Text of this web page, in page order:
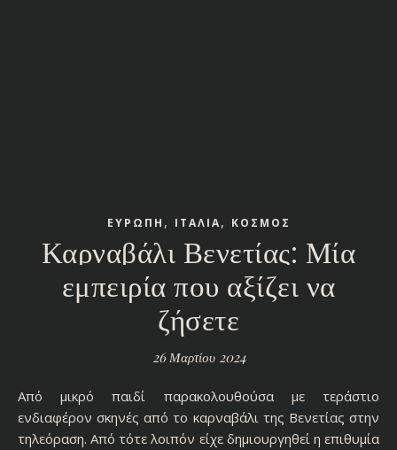
ΕΥΡΩΠΗ , ΙΤΑΛΙΑ, ΚΟΣΜΟΣ
Καρναβάλι Βενετίας: Μία
εμπειρία που αξίζει να
ζήσετε
26 Μαρτίου 2024
Από μικρό παιδί παρακολουθούσα με τεράστιο
ενδιαφέρον σκηνές από το καρναβάλι της Βενετίας στην
τηλεόραση. Από τότε λοιπόν είχε δημιουργηθεί η επιθυμία